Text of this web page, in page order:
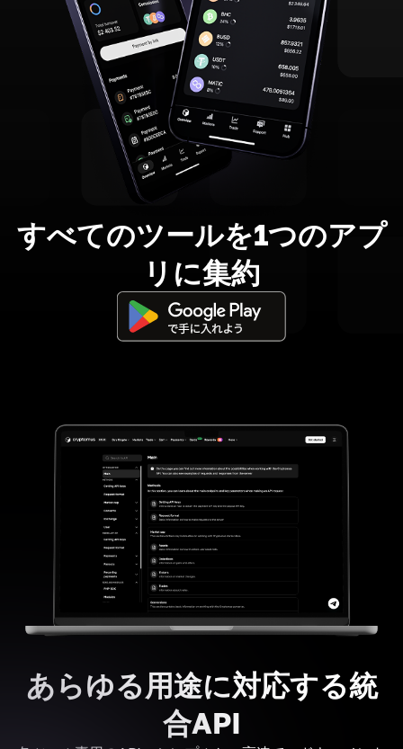
すべてのツールを1つのアプ
リに集約
あらゆる用途に対応する統
合API